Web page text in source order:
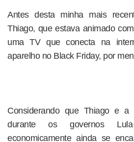
Antes desta minha mais
Thiago, que estava animado
uma TV que conecta na
aparelho no Black Friday, por
Considerando que Thiago e a
durante os governos
economicamente ainda se